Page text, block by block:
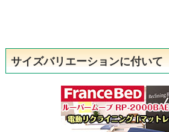
サイズバリエーションに付いて